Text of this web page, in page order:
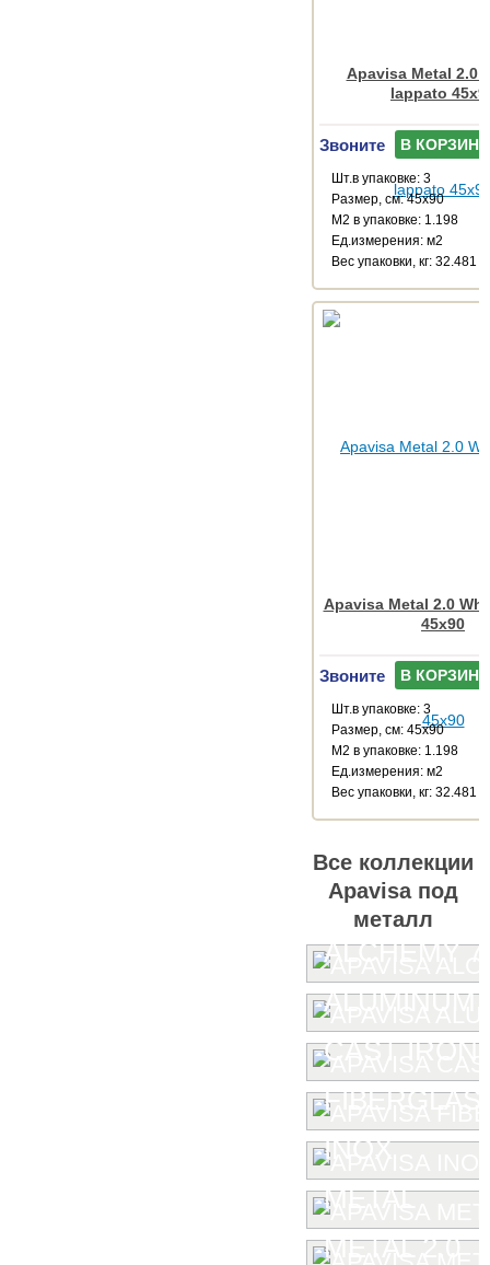
Apavisa Metal 2.0
lappato
Звоните В КОРЗИНУ
Шт.в упаковке: 3
Размер, см: 45x90
М2 в упаковке: 1.198
Ед.измерения: м2
Веc упаковки, кг: 32.481
Apavisa Metal 2.0
45x90
Звоните В КОРЗИНУ
Шт.в упаковке: 3
Размер, см: 45x90
М2 в упаковке: 1.198
Ед.измерения: м2
Веc упаковки, кг: 32.481
Все коллекции
Apavisa под
металл
ALCHEMY
ALUMINUM
CAST IRON
INOX
METAL
METAL 2.0